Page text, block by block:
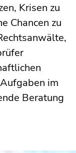
Krisen zu
Chancen zu
im
Beratung